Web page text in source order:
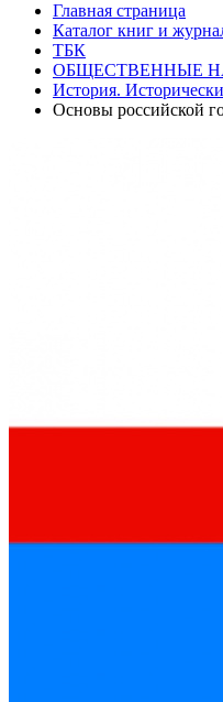
Главная страница
Каталог книг и
ТБК
ОБЩЕСТВЕННЫЕ
История.
Основы российской